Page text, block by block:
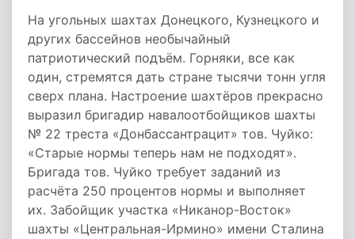
На угольных шахтах Донецкого, Кузнецкого и
других бассейнов необычайный
патриотический подъём. Горняки, все как
один, стремятся дать стране тысячи тонн угля
сверх плана. Настроение шахтёров прекрасно
выразил бригадир навалоотбойщиков шахты
№ 22 треста «Донбассантрацит» тов. Чуйко:
«Старые нормы теперь нам не подходят».
Бригада тов. Чуйко требует заданий из
расчёта 250 процентов нормы и выполняет
их. Забойщик участка «Никанор-Восток»
шахты «Центральная-Ирмино» имени Сталина